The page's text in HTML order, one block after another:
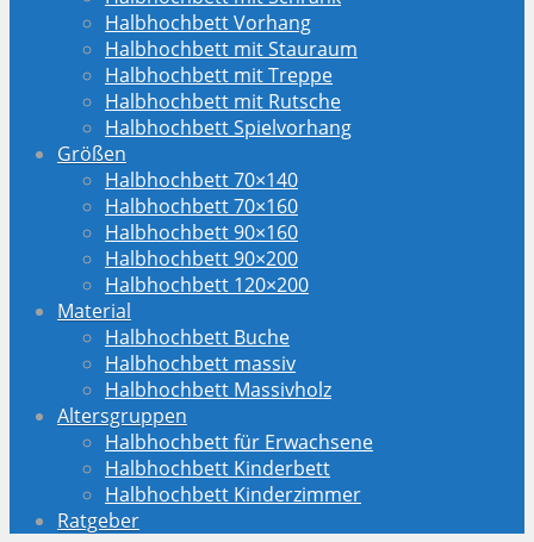
Halbhochbett Vorhang
Halbhochbett mit Stauraum
Halbhochbett mit Treppe
Halbhochbett mit Rutsche
Halbhochbett Spielvorhang
Größen
Halbhochbett 70×140
Halbhochbett 70×160
Halbhochbett 90×160
Halbhochbett 90×200
Halbhochbett 120×200
Material
Halbhochbett Buche
Halbhochbett massiv
Halbhochbett Massivholz
Altersgruppen
Halbhochbett für Erwachsene
Halbhochbett Kinderbett
Halbhochbett Kinderzimmer
Ratgeber